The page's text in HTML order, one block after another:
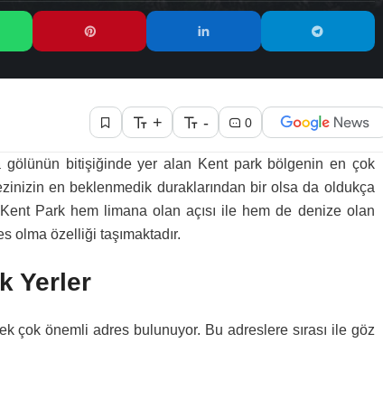
+ - 0
gölünün bitişiğinde yer alan Kent park bölgenin en çok
en beklenmedik duraklarından bir olsa da oldukça
Park hem limana olan açısı ile hem de denize olan
olma özelliği taşımaktadır.
Yerler
çok önemli adres bulunuyor. Bu adreslere sırası ile göz